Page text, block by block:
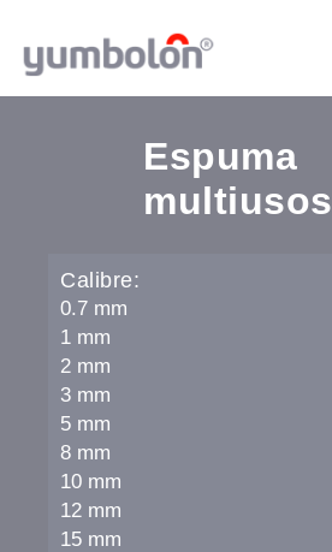
Espuma
multiusos
Calibre:
0.7 mm
1 mm
2 mm
3 mm
5 mm
8 mm
10 mm
12 mm
15 mm